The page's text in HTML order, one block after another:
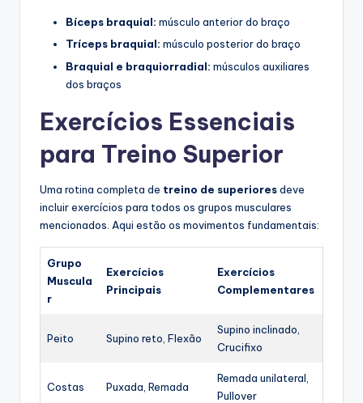
Bíceps braquial: músculo anterior do braço
Tríceps braquial: músculo posterior do braço
Braquial e braquiorradial: músculos auxiliares
dos braços
Exercícios Essenciais
para Treino Superior
Uma rotina completa de treino de superioresdeve
incluir exercícios para todos os grupos musculares
mencionados. Aqui estão os movimentos fundamentais:
Grupo
Muscula
r
Exercícios
Principais
Exercícios
Complementares
Peito Supino reto, Flexão
Supino inclinado,
Crucifixo
Costas Puxada, Remada
Remada unilateral,
Pullover